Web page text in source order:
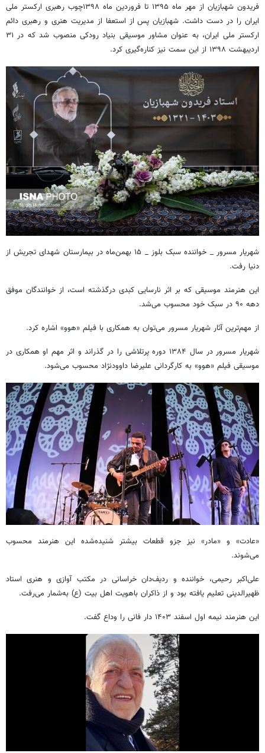
فریدون شهبازیان از مهر ماه ۱۳۹۵ تا فروردین ماه ۱۳۹۸چوب رهبری ارکستر ملی
ایران را در دست داشت. شهبازیان پس از استعفا از مدیریت هنری و رهبری دائم
ارکستر ملی ایران، به عنوان مشاور موسیقی بنیاد رودکی منصوب شد که در ۳۱
اردیبهشت ۱۳۹۸ از این سمت نیز کناره‌گیری کرد.
شهریار مسرور _ خواننده سبک بلوز _ ۱۵ بهمن‌ماه در بیمارستان شهدای تجریش از
دنیا رفت.
این هنرمند موسیقی که بر اثر نارسایی کبدی درگذشته است، از خوانندگان موفق
دهه ۹۰ در سبک خود محسوب می‌شد.
از مهم‌ترین آثار شهریار مسرور می‌توان به همکاری با فیلم «هوو» اشاره کرد.
شهریار مسرور در سال ۱۳۸۴ دوره‌ پرتلاشی را در گذراند و اثر مهم او همکاری در
موسیقی فیلم «هوو» به کارگردانی علیرضا داوودنژاد محسوب می‌شود.
«عادت» و «مادر» نیز جزو قطعات بیشتر شنیده‌شده این هنرمند محسوب
می‌شوند.
علی‌اکبر رحیمی، خواننده و ردیف‌دان خراسانی در مکتب آوازی و هنری استاد
ظهیرالدینی تعلیم یافته بود و از ذاکران باهویت اهل بیت (ع) به‌شمار می‌رفت.
این هنرمند نیمه اول اسفند ۱۴۰۳ دار فانی را وداع گفت.